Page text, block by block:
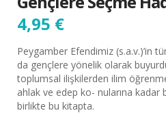
4,95 €
Peygamber Efendimiz (s.a.v.)’in
da gençlere yönelik olarak
toplumsal ilişkilerden ilim
ahlak ve edep ko- nularına kadar
birlikte bu kitapta.